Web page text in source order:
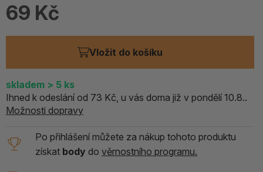
69 Kč
Vložit do košíku
skladem > 5 ks
Ihned k odeslání od 73 Kč, u vás doma již v pondělí 10.8..
Možnosti dopravy
Po přihlášení můžete za nákup tohoto produktu
získat body do věrnostního programu.